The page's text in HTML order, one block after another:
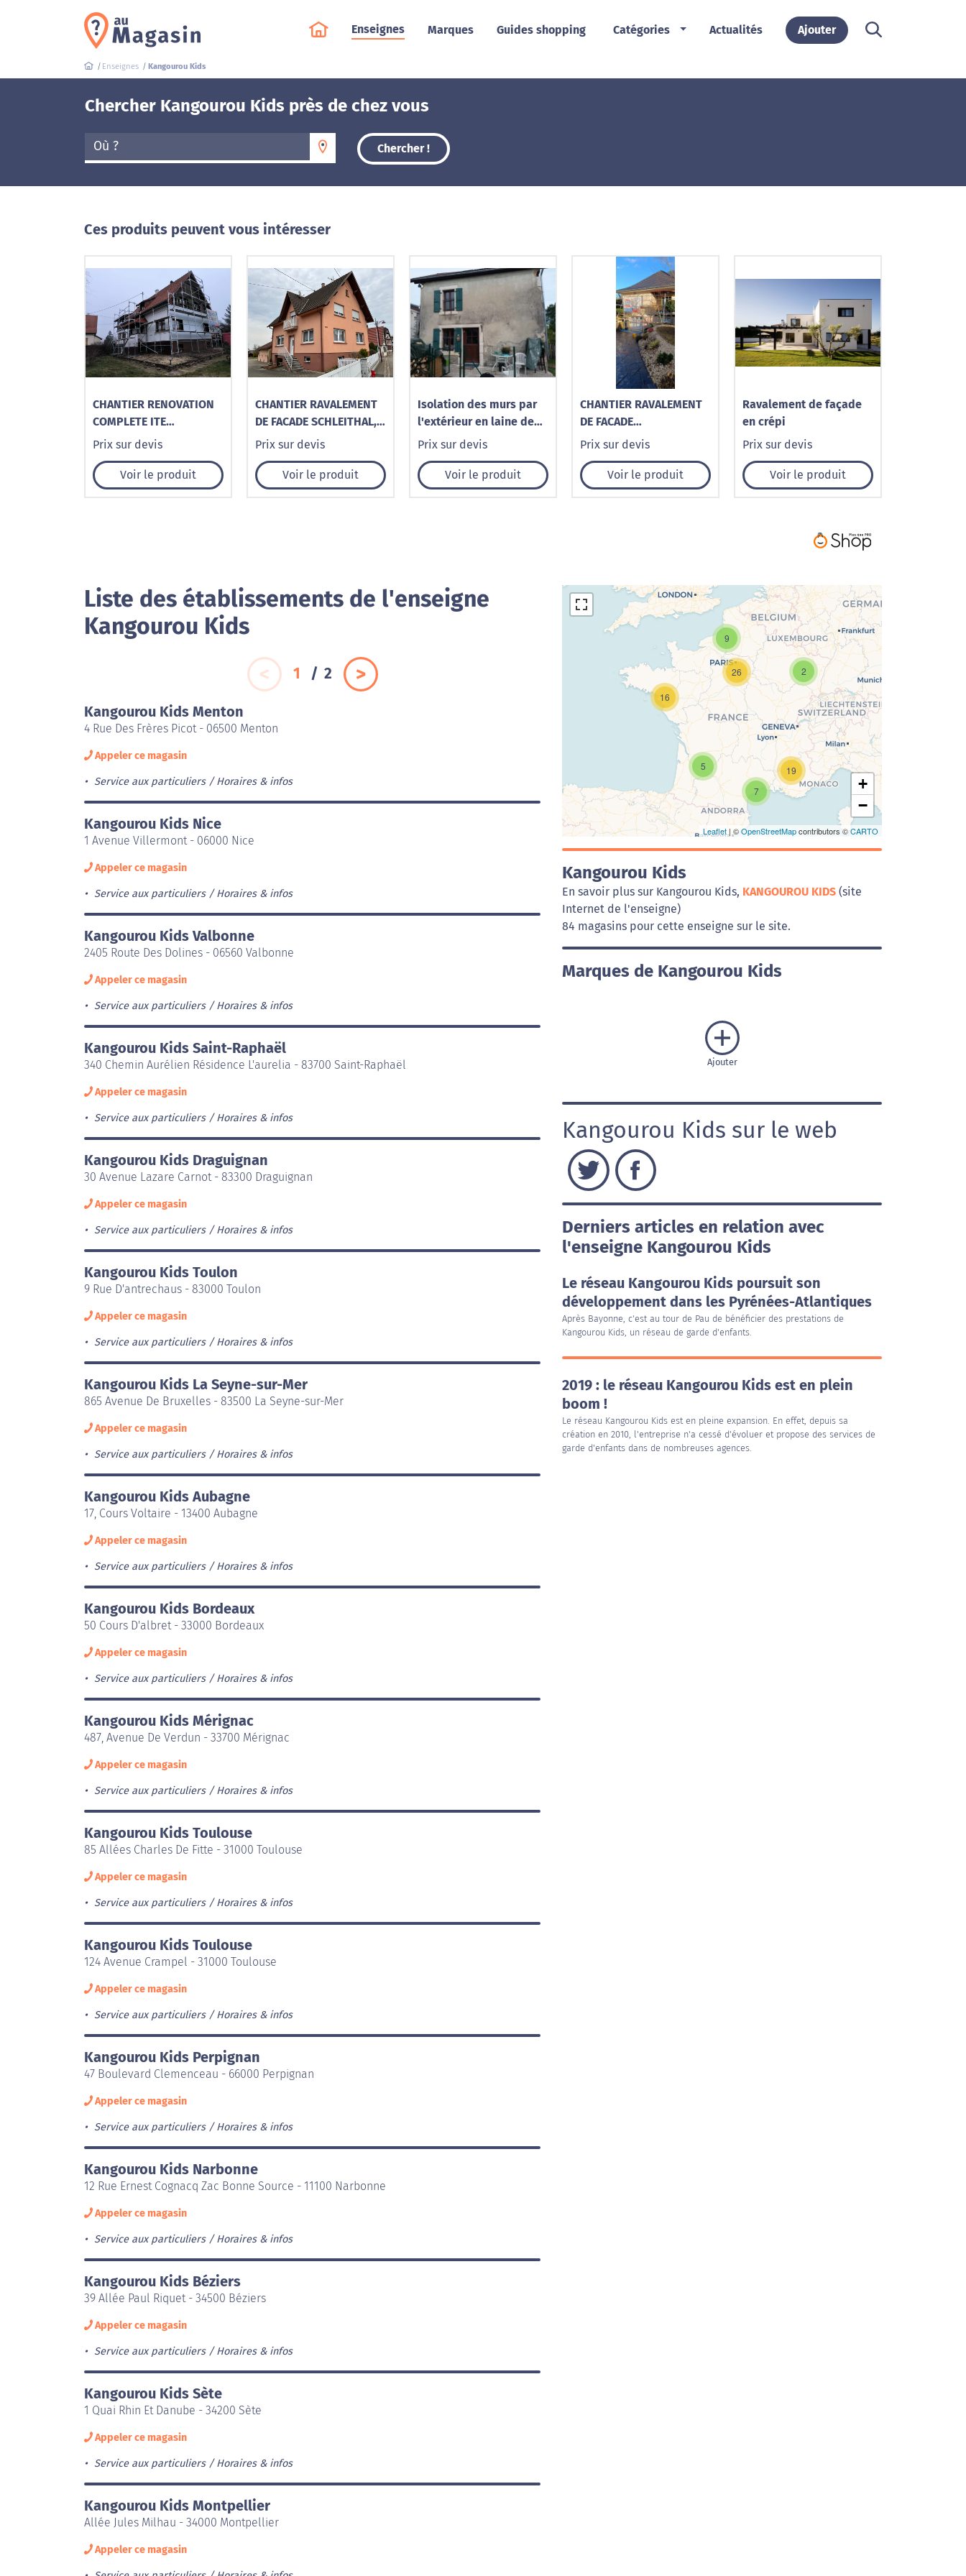
Enseignes Marques Guides shopping Catégories Actualités Ajouter
Enseignes Kangourou Kids
Chercher Kangourou Kids près de chez vous
Où ? Chercher !
Ces produits peuvent vous intéresser
CHANTIER RENOVATION
COMPLETE ITE
ALTENSTADT, HUNSPACH,
RIEDSELTZ
Prix sur devis
Voir le produit
CHANTIER RAVALEMENT
DE FACADE SCHLEITHAL,
WINGEN-SUR-MODER,
NIEDERSTEINBACH
Prix sur devis
Voir le produit
Isolation des murs par
l'extérieur en laine de
roche
Prix sur devis
Voir le produit
CHANTIER RAVALEMENT
DE FACADE
WISSEMBOURG,
RIEDSELTZ, LEMBACH
Prix sur devis
Voir le produit
Ravalement de façade
en crépi
Prix sur devis
Voir le produit
Liste des établissements de l'enseigne
Kangourou Kids
1 2
Kangourou Kids Menton
4 Rue Des Frères Picot - 06500 Menton
Appeler ce magasin
Service aux particuliers Horaires & infos
Kangourou Kids Nice
1 Avenue Villermont - 06000 Nice
Appeler ce magasin
Service aux particuliers Horaires & infos
Kangourou Kids Valbonne
2405 Route Des Dolines - 06560 Valbonne
Appeler ce magasin
Service aux particuliers Horaires & infos
Kangourou Kids Saint-Raphaël
340 Chemin Aurélien Résidence L'aurelia - 83700 Saint-Raphaël
Appeler ce magasin
Service aux particuliers Horaires & infos
Kangourou Kids Draguignan
30 Avenue Lazare Carnot - 83300 Draguignan
Appeler ce magasin
Service aux particuliers Horaires & infos
Kangourou Kids Toulon
9 Rue D'antrechaus - 83000 Toulon
Appeler ce magasin
Service aux particuliers Horaires & infos
Kangourou Kids La Seyne-sur-Mer
865 Avenue De Bruxelles - 83500 La Seyne-sur-Mer
Appeler ce magasin
Service aux particuliers Horaires & infos
Kangourou Kids Aubagne
17, Cours Voltaire - 13400 Aubagne
Appeler ce magasin
Service aux particuliers Horaires & infos
Kangourou Kids Bordeaux
50 Cours D'albret - 33000 Bordeaux
Appeler ce magasin
Service aux particuliers Horaires & infos
Kangourou Kids Mérignac
487, Avenue De Verdun - 33700 Mérignac
Appeler ce magasin
Service aux particuliers Horaires & infos
Kangourou Kids Toulouse
85 Allées Charles De Fitte - 31000 Toulouse
Appeler ce magasin
Service aux particuliers Horaires & infos
Kangourou Kids Toulouse
124 Avenue Crampel - 31000 Toulouse
Appeler ce magasin
Service aux particuliers Horaires & infos
Kangourou Kids Perpignan
47 Boulevard Clemenceau - 66000 Perpignan
Appeler ce magasin
Service aux particuliers Horaires & infos
Kangourou Kids Narbonne
12 Rue Ernest Cognacq Zac Bonne Source - 11100 Narbonne
Appeler ce magasin
Service aux particuliers Horaires & infos
Kangourou Kids Béziers
39 Allée Paul Riquet - 34500 Béziers
Appeler ce magasin
Service aux particuliers Horaires & infos
Kangourou Kids Sète
1 Quai Rhin Et Danube - 34200 Sète
Appeler ce magasin
Service aux particuliers Horaires & infos
Kangourou Kids Montpellier
Allée Jules Milhau - 34000 Montpellier
Appeler ce magasin
Chargement de la carte en cours...
9
16
26
7
5
2
19
+
−
Leaflet | ©OpenStreetMapcontributors ©CARTO
Kangourou Kids
En savoir plus sur Kangourou Kids, KANGOUROU KIDS (site
Internet de l'enseigne)
84 magasins pour cette enseigne sur le site.
Marques de Kangourou Kids
Ajouter
Kangourou Kids sur le web
Derniers articles en relation avec
l'enseigne Kangourou Kids
Le réseau Kangourou Kids poursuit son
développement dans les Pyrénées-Atlantiques
Après Bayonne, c'est au tour de Pau de bénéficier des prestations de
Kangourou Kids, un réseau de garde d'enfants.
2019 : le réseau Kangourou Kids est en plein
boom !
Le réseau Kangourou Kids est en pleine expansion. En effet, depuis sa
création en 2010, l'entreprise n'a cessé d'évoluer et propose des services de
garde d'enfants dans de nombreuses agences.